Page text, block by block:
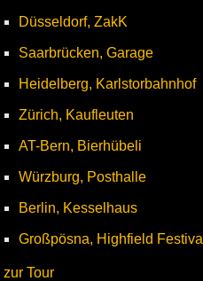
Düsseldorf, ZakK
Saarbrücken, Garage
Heidelberg, Karlstorbahnhof
Zürich, Kaufleuten
AT-Bern, Bierhübeli
Würzburg, Posthalle
Berlin, Kesselhaus
Großpösna, Highfield Festival
zur Tour